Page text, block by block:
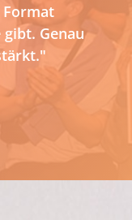
Format
Genau